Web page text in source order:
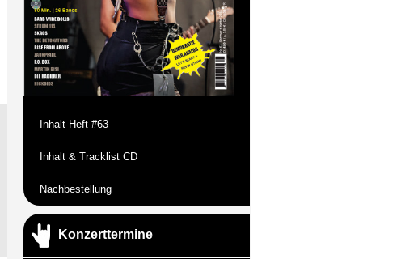
Inhalt Heft #63
Inhalt & Tracklist CD
Nachbestellung
Konzerttermine